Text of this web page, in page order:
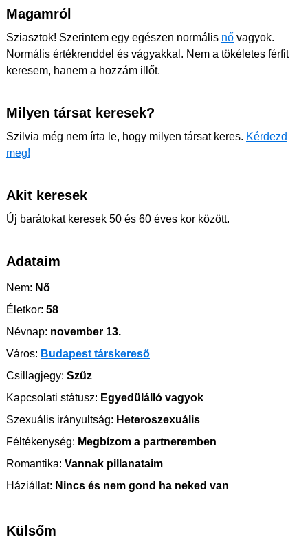
Magamról
Sziasztok! Szerintem egy egészen normális nő vagyok.
Normális értékrenddel és vágyakkal. Nem a tökéletes férfit
keresem, hanem a hozzám illőt.
Milyen társat keresek?
Szilvia még nem írta le, hogy milyen társat keres. Kérdezd
meg!
Akit keresek
Új barátokat keresek 50 és 60 éves kor között.
Adataim
Nem: Nő
Életkor: 58
Névnap: november 13.
Város: Budapest társkereső
Csillagjegy: Szűz
Kapcsolati státusz: Egyedülálló vagyok
Szexuális irányultság: Heteroszexuális
Féltékenység: Megbízom a partneremben
Romantika: Vannak pillanataim
Háziállat: Nincs és nem gond ha neked van
Külsőm